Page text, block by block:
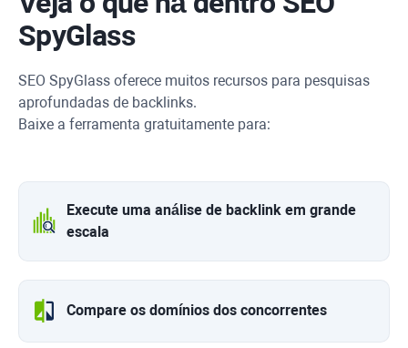
SpyGlass
SEO SpyGlass oferece muitos recursos para pesquisas
aprofundadas de backlinks.
Baixe a ferramenta gratuitamente para:
Execute uma análise de backlink em grande
escala
Compare os domínios dos concorrentes